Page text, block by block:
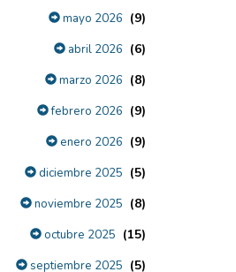
mayo 2026 (9)
abril 2026 (6)
marzo 2026 (8)
febrero 2026 (9)
enero 2026 (9)
diciembre 2025 (5)
noviembre 2025 (8)
octubre 2025 (15)
septiembre 2025 (5)